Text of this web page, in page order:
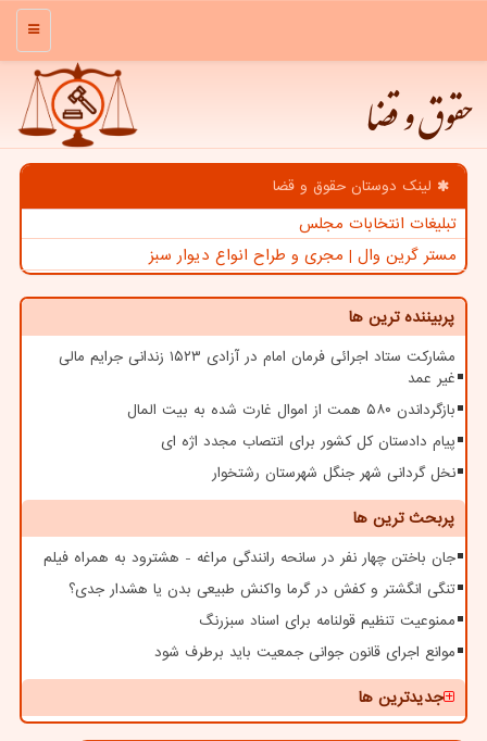
منو
حقوق و قضا
لینک دوستان حقوق و قضا
تبلیغات انتخابات مجلس
مستر گرین وال | مجری و طراح انواع دیوار سبز
پربیننده ترین ها
مشارکت ستاد اجرائی فرمان امام در آزادی ۱۵۲۳ زندانی جرایم مالی
غیر عمد
بازگرداندن ۵۸۰ همت از اموال غارت شده به بیت المال
پیام دادستان کل کشور برای انتصاب مجدد اژه ای
نخل گردانی شهر جنگل شهرستان رشتخوار
پربحث ترین ها
جان باختن چهار نفر در سانحه رانندگی مراغه - هشترود به همراه فیلم
تنگی انگشتر و کفش در گرما واکنش طبیعی بدن یا هشدار جدی؟
ممنوعیت تنظیم قولنامه برای اسناد سبزرنگ
موانع اجرای قانون جوانی جمعیت باید برطرف شود
جدیدترین ها